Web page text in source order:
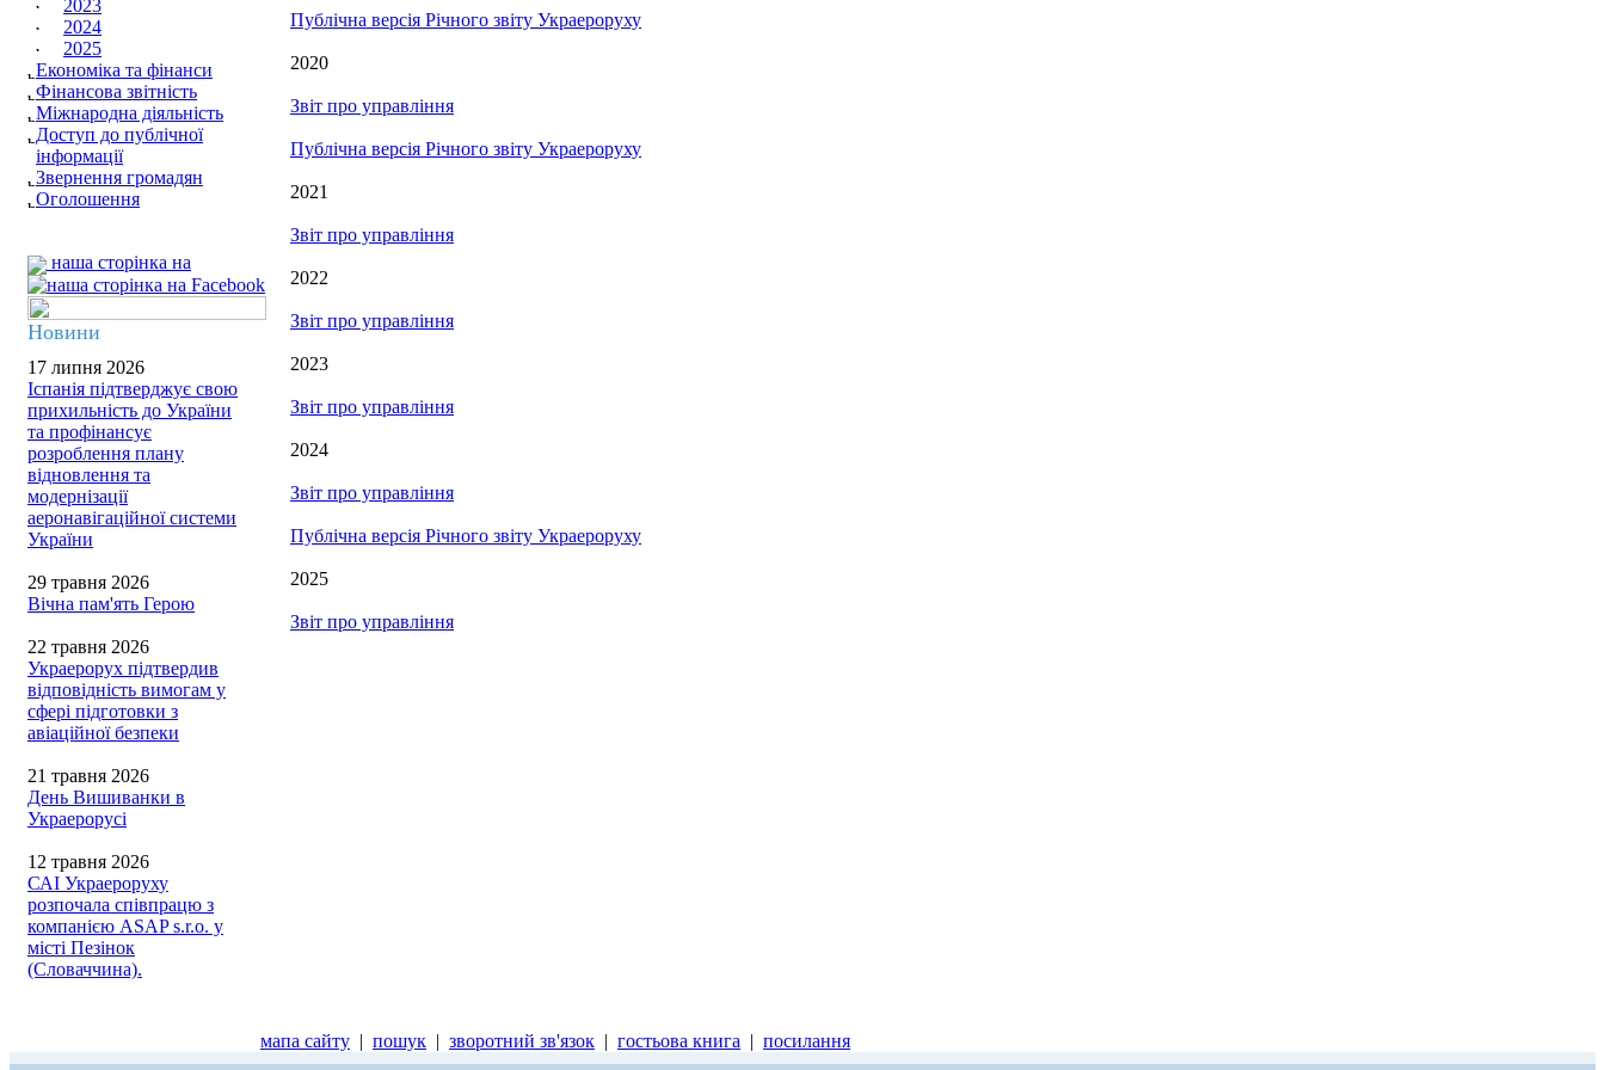
2023
2024
2025
Економіка та фінанси
Фінансова звітність
Міжнародна діяльність
Доступ до публічної
інформації
Звернення громадян
Оголошення
наша сторінка на
Новини
17 липня 2026
Іспанія підтверджує свою
прихильність до України
та профінансує
розроблення плану
відновлення та
модернізації
аеронавігаційної системи
України
29 травня 2026
Вічна пам'ять Герою
22 травня 2026
Украерорух підтвердив
відповідність вимогам у
сфері підготовки з
авіаційної безпеки
21 травня 2026
День Вишиванки в
Украерорусі
12 травня 2026
САІ Украероруху
розпочала співпрацю з
компанією ASAP s.r.o. у
місті Пезінок
(Словаччина).
Публічна версія Річного звіту Украероруху
2020
Звіт про управління
Публічна версія Річного звіту Украероруху
2021
Звіт про управління
2022
Звіт про управління
2023
Звіт про управління
2024
Звіт про управління
Публічна версія Річного звіту Украероруху
2025
Звіт про управління
мапа сайту | пошук | зворотний зв'язок | гостьова книга | посилання